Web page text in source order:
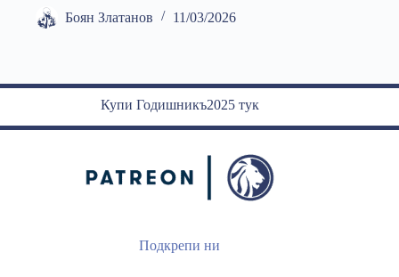
Боян Златанов 11/03/2026
Купи Годишникъ2025 тук
Подкрепи ни